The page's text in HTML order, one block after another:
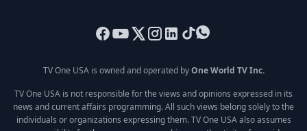
TV One USA is owned and operated byOne World TV Inc.
TV One USA is not responsible for the views and opinions expressed in its
news and current affairs programming. All such views belong solely to the
individuals or organizations expressing them. TV One USA also assumes